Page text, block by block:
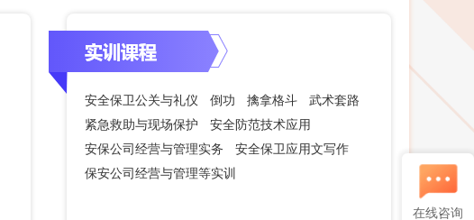
安全保卫公关与礼仪 倒功 擒拿格斗
武术套路
紧急救助与现场保护
安全防范技术应用
安保公司经营与管理实务
安全保卫应用文写作
保安公司经营与管理等实训
在线咨询